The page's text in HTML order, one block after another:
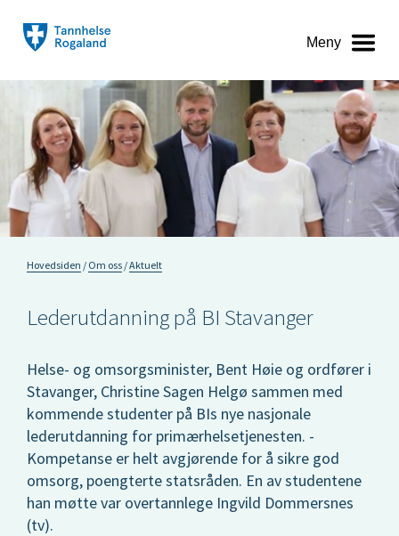
Meny
Hovedsiden Om oss Aktuelt
Lederutdanning på BI Stavanger
Helse- og omsorgsminister, Bent Høie og ordfører i
Stavanger, Christine Sagen Helgø sammen med
kommende studenter på BIs nye nasjonale
lederutdanning for primærhelsetjenesten. -
Kompetanse er helt avgjørende for å sikre god
omsorg, poengterte statsråden. En av studentene
han møtte var overtannlege Ingvild Dommersnes
(tv).